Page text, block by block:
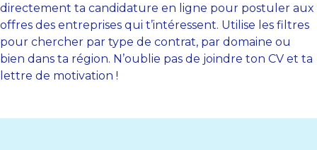
directement ta candidature en ligne pour postuler aux
offres des entreprises qui t’intéressent. Utilise les filtres
pour chercher par type de contrat, par domaine ou
bien dans ta région. N’oublie pas de joindre ton CV et ta
lettre de motivation !